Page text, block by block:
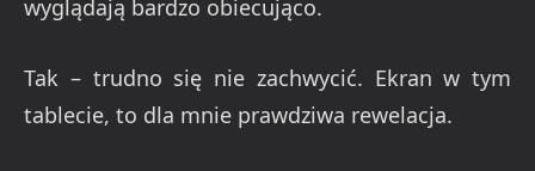
wyglądają bardzo obiecująco.
Tak – trudno się nie zachwycić. Ekran w tym
tablecie, to dla mnie prawdziwa rewelacja.